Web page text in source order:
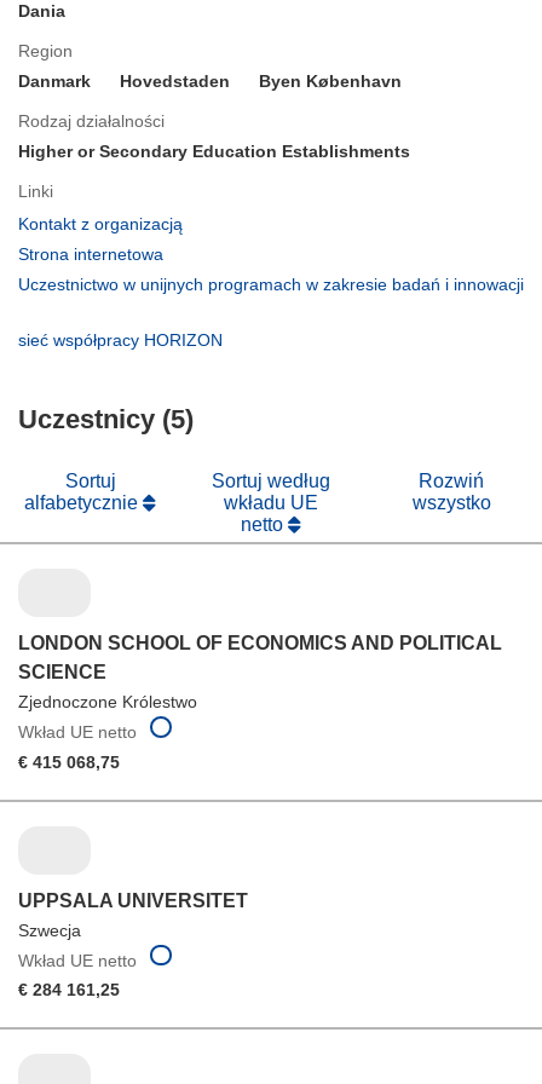
Dania
Region
Danmark
Hovedstaden Byen København
Rodzaj działalności
Higher or Secondary Education Establishments
Linki
Kontakt z organizacją
się
oknie)
Strona internetowa
otworzy
w
Uczestnictwo w unijnych programach w zakresie badań i innowacji
otworzy
nowym
sieć współpracy HORIZON
Uczestnicy (5)
Sortuj
alfabetycznie
Sortuj według
wkładu UE
netto
Rozwiń
wszystko
LONDON SCHOOL OF ECONOMICS AND POLITICAL
SCIENCE
Zjednoczone Królestwo
Wkład UE netto
€ 415 068,75
UPPSALA UNIVERSITET
Szwecja
Wkład UE netto
€ 284 161,25